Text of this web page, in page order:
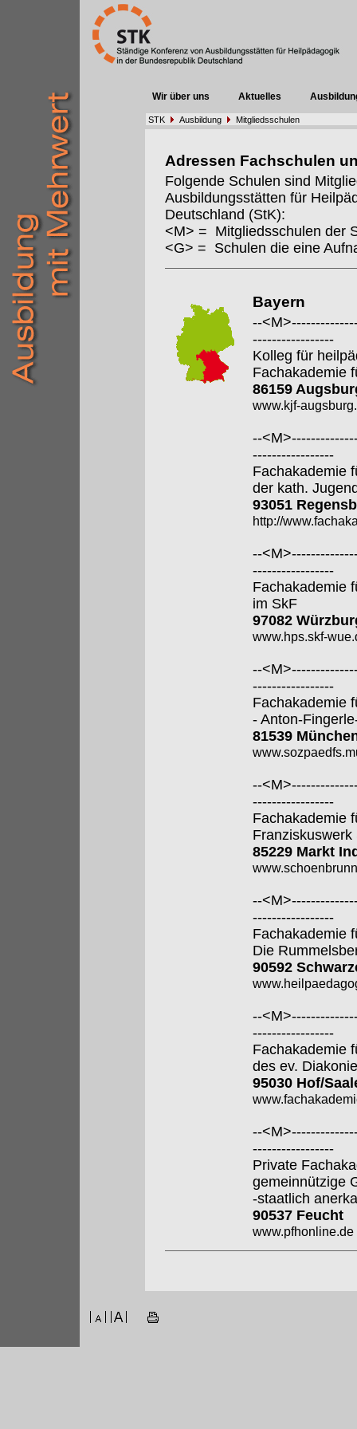
Wir über uns Aktuelles
STK Ausbildung Mitgliedsschulen
Adressen Fachschulen
Folgende Schulen sind
Ausbildungsstätten für
Deutschland (StK):
<M> = Mitgliedsschulen der
<G> = Schulen die eine
Bayern
--
-----------------
Kolleg für
Fachakademie
86159
www.kjf-
--
-----------------
Fachakademie
der kath.
93051
http://
--
-----------------
Fachakademie
im SkF
97082
www.hps.skf-
--
-----------------
Fachakademie
- Anton-
81539
--
-----------------
Fachakademie
Franziskuswerk
85229 Markt
--
-----------------
Fachakademie
Die
90592
--
-----------------
Fachakademie
des ev.
95030 Hof/
--
-----------------
Private
gemeinnützige
-staatlich
90537 Feucht
www.pfhonline.de